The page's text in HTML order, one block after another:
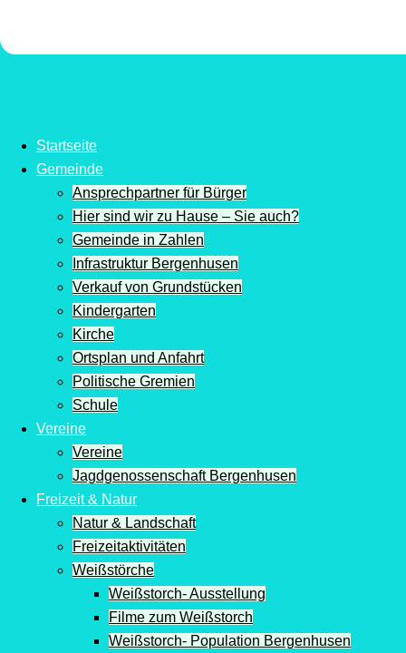
Startseite
Gemeinde
Ansprechpartner für Bürger
Hier sind wir zu Hause – Sie auch?
Gemeinde in Zahlen
Infrastruktur Bergenhusen
Verkauf von Grundstücken
Kindergarten
Kirche
Ortsplan und Anfahrt
Politische Gremien
Schule
Vereine
Vereine
Jagdgenossenschaft Bergenhusen
Freizeit & Natur
Natur & Landschaft
Freizeitaktivitäten
Weißstörche
Weißstorch- Ausstellung
Filme zum Weißstorch
Weißstorch- Population Bergenhusen